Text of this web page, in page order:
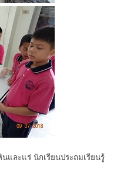
และแร่ นักเรียนประถมเรียนรูู้